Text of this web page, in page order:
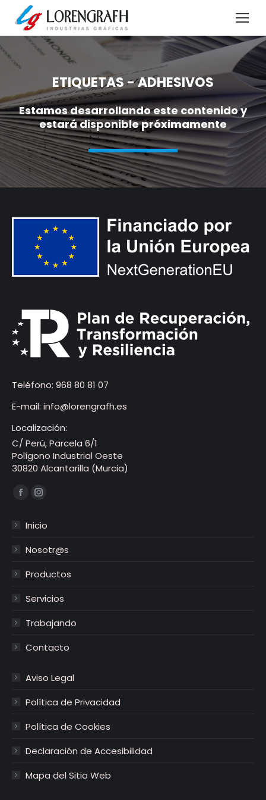
ETIQUETAS - ADHESIVOS
Estamos desarrollando este contenido y
estará disponible próximamente
Teléfono: 968 80 81 07
E-mail: info@lorengrafh.es
Localización:
C/ Perú, Parcela 6/1
Polígono Industrial Oeste
30820 Alcantarilla (Murcia)
Encuéntranos en:
Facebook
se
abre
una
Instagram
se
abre
una
Inicio
Nosotr@s
Productos
Servicios
Trabajando
Contacto
Aviso Legal
Política de Privacidad
Política de Cookies
Declaración de Accesibilidad
Mapa del Sitio Web